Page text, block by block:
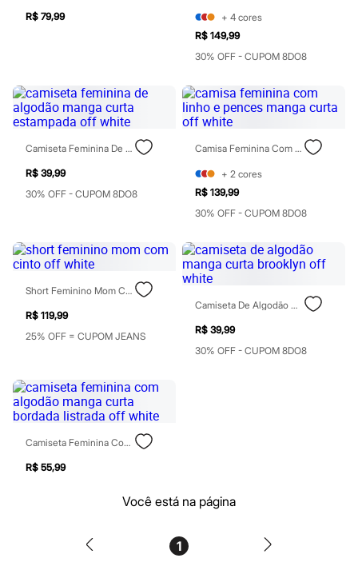
Chinelos
Menina
Babuche
Botas
Chinelos
Pantufas
Sapatilhas
Tênis
Chinelos
Pantufas
Tênis
Marcas
Beira Rio
Cartago
Ipanema
Moleca
Oneself
Redley
Rider
Via Uno
Vizzano
Casacos e Jaquetas
Casacos e Jaquetas
R$ 79,99 + 4 cores
R$ 149,99
30% OFF - CUPOM 8DO8
Camiseta Feminina De Algodão Manga Curta Estampada Off White
R$ 39,99
30% OFF - CUPOM 8DO8
Camisa Feminina Com Linho E Pences Manga Curta Off White
+ 2 cores
R$ 139,99
30% OFF - CUPOM 8DO8
Short Feminino Mom Com Cinto Off White
R$ 119,99
25% OFF = CUPOM JEANS
Camiseta De Algodão Manga Curta Brooklyn Off White
R$ 39,99
30% OFF - CUPOM 8DO8
Camiseta Feminina Com Algodão Manga Curta Bordada Listrada Off White
R$ 55,99
Você está na página
1